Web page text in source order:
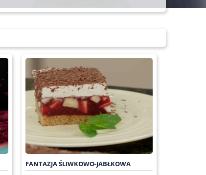
FANTAZJA ŚLIWKOWO-JABŁKOWA